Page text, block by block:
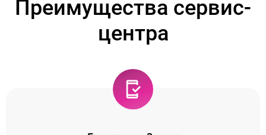
Преимущества сервис-
центра